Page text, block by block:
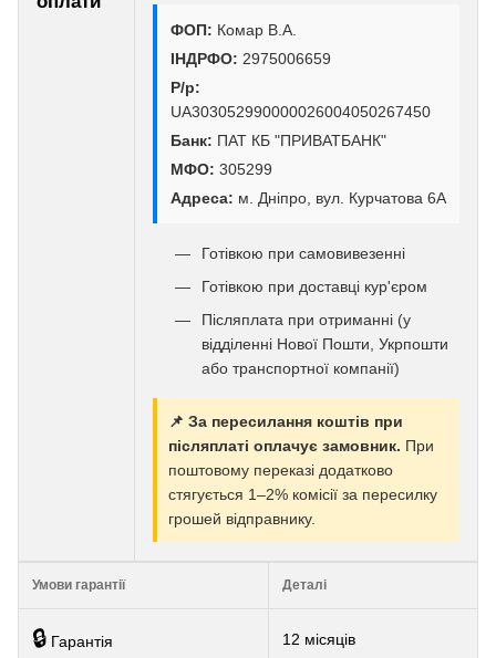
ФОП: Комар В.А.
ІНДРФО: 2975006659
Р/р:
UA303052990000026004050267450
Банк: ПАТ КБ "ПРИВАТБАНК"
МФО: 305299
Адреса: м. Дніпро, вул. Курчатова 6А
Готівкою при самовивезенні
Готівкою при доставці кур'єром
Післяплата при отриманні (у
відділенні Нової Пошти, Укрпошти
або транспортної компанії)
📌 За пересилання коштів при
післяплаті оплачує замовник. При
поштовому переказі додатково
стягується 1–2% комісії за пересилку
грошей відправнику.
Умови гарантії Деталі
🔒 Гарантія 12 місяців